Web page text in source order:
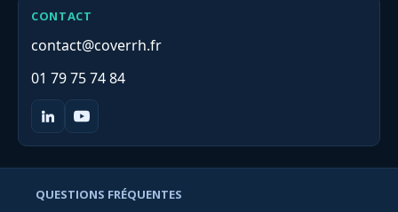
CONTACT
contact@coverrh.fr
01 79 75 74 84
QUESTIONS FRÉQUENTES